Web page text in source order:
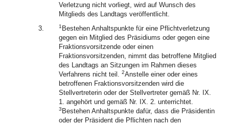
Verletzung nicht vorliegt, wird auf Wunsch des
Mitglieds des Landtags veröffentlicht.
3.
1 Bestehen Anhaltspunkte für eine Pflichtverletzung
gegen ein Mitglied des Präsidiums oder gegen eine
Fraktionsvorsitzende oder einen
Fraktionsvorsitzenden, nimmt das betroffene Mitglied
des Landtags an Sitzungen im Rahmen dieses
Verfahrens nicht teil. 2Anstelle einer oder eines
betroffenen Fraktionsvorsitzenden wird die
Stellvertreterin oder der Stellvertreter gemäß Nr. IX.
1. angehört und gemäß Nr. IX. 2. unterrichtet.
3 Bestehen Anhaltspunkte dafür, dass die Präsidentin
oder der Präsident die Pflichten nach den